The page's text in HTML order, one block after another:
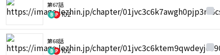
第67話
102
第68話
102